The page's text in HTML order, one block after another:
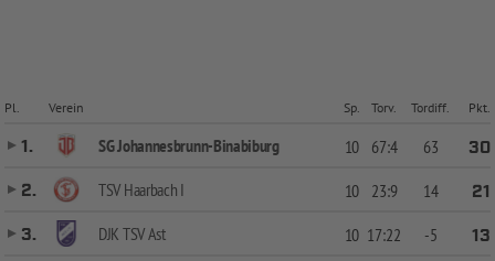
Pl. Verein Sp. Torv. Tordiff. Pkt.
1. SG Johannesbrunn-Binabiburg 10 67:4 63
30
2.
TSV Haarbach I 10 23:9 14
21
3.
DJK TSV Ast 10 17:22 -5
13